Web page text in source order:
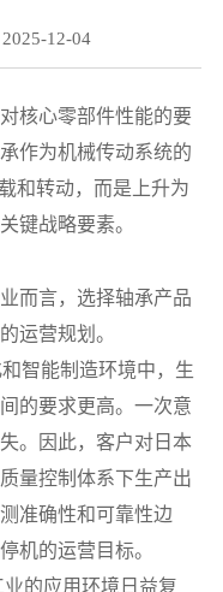
12-04
核心零部件性能的要
作为机械传动系统的
和转动，而是上升为
键战略要素。
而言，选择轴承产品
运营规划。
智能制造环境中，生
的要求更高。一次意
。因此，客户对日本
量控制体系下生产出
准确性和可靠性边
机的运营目标。
的应用环境日益复